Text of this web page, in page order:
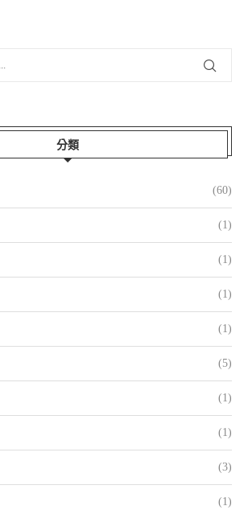
分類
(60)
(1)
(1)
(1)
(1)
(5)
(1)
(1)
(3)
(1)